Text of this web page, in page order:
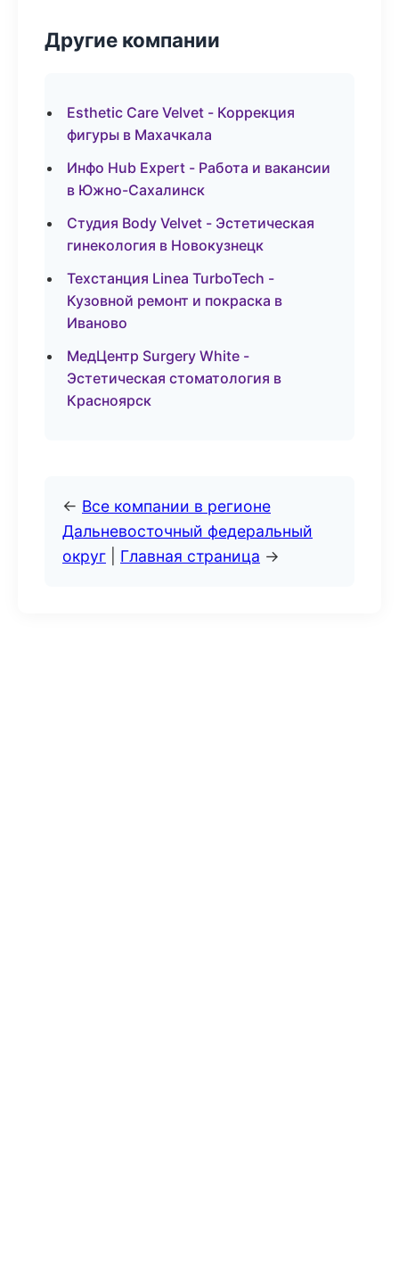
Другие компании
Esthetic Care Velvet - Коррекция
фигуры в Махачкала
Инфо Hub Expert - Работа и вакансии
в Южно-Сахалинск
Студия Body Velvet - Эстетическая
гинекология в Новокузнецк
Техстанция Linea TurboTech -
Кузовной ремонт и покраска в
Иваново
МедЦентр Surgery White -
Эстетическая стоматология в
Красноярск
← Все компании в регионе
Дальневосточный федеральный
округ
Главная страница →